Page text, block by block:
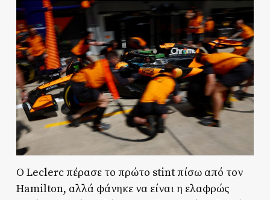
Ο Leclerc πέρασε το πρώτο stint πίσω από τον
Hamilton, αλλά φάνηκε να είναι η ελαφρώς